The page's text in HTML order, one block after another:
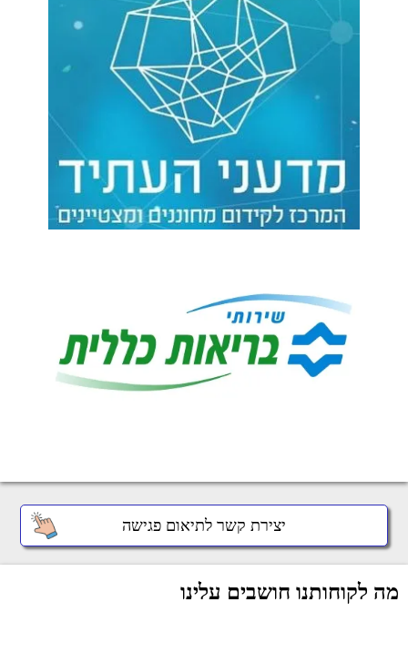
יצירת קשר לתיאום פגישה
מה לקוחותנו חושבים עלינו